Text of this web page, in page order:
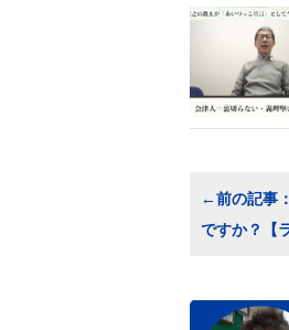
ナ
ー
ですか？【